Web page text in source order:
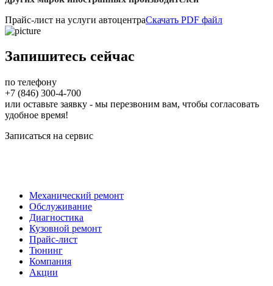
Прайс-лист на услуги автоцентраСкачать PDF файл
Запишитесь сейчас
по телефону
+7 (846) 300-4-700
или оставьте заявку - мы перезвоним вам, чтобы согласовать
удобное время!
Записаться на сервис
Механический ремонт
Обслуживание
Диагностика
Кузовной ремонт
Прайс-лист
Тюнинг
Компания
Акции